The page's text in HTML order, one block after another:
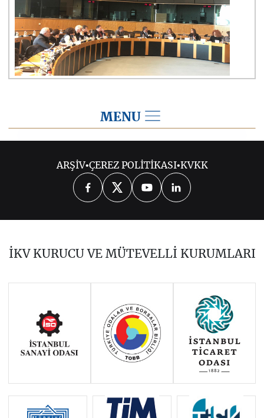
MENU
2026 2025 2024
2023 2022 2021
ARŞİV•ÇEREZ POLİTİKASI•KVKK
İKV KURUCU VE MÜTEVELLİ KURUMLARI